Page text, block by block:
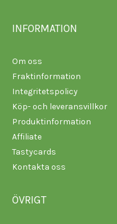
INFORMATION
Om oss
Fraktinformation
Integritetspolicy
Köp- och leveransvillkor
Produktinformation
Affiliate
Tastycards
Kontakta oss
ÖVRIGT